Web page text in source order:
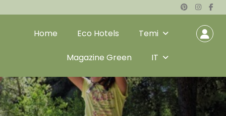
Home Eco Hotels Temi
Magazine Green IT